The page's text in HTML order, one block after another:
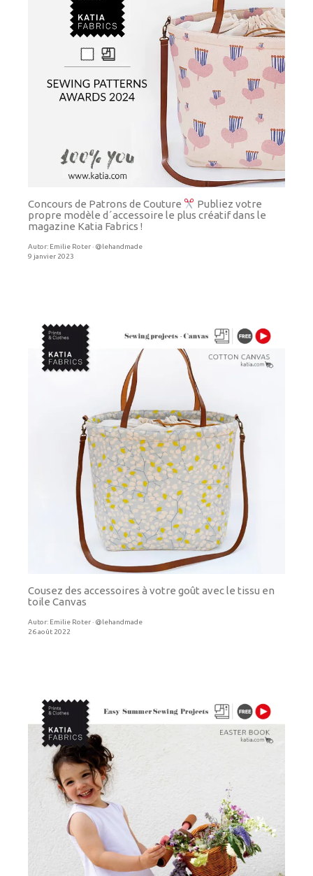
Concours de Patrons de Couture
Publiez votre
propre modèle d´accessoire le plus créatif dans le
magazine Katia Fabrics !
Autor: Emilie Roter · @lehandmade
9 janvier 2023
Cousez des accessoires à votre goût avec le tissu en
toile Canvas
Autor: Emilie Roter · @lehandmade
26 août 2022